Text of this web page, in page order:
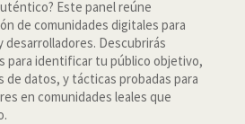
Este panel reúne
de comunidades digitales para
desarrolladores. Descubrirás
para identificar tu público objetivo,
de datos, y tácticas probadas para
en comunidades leales que